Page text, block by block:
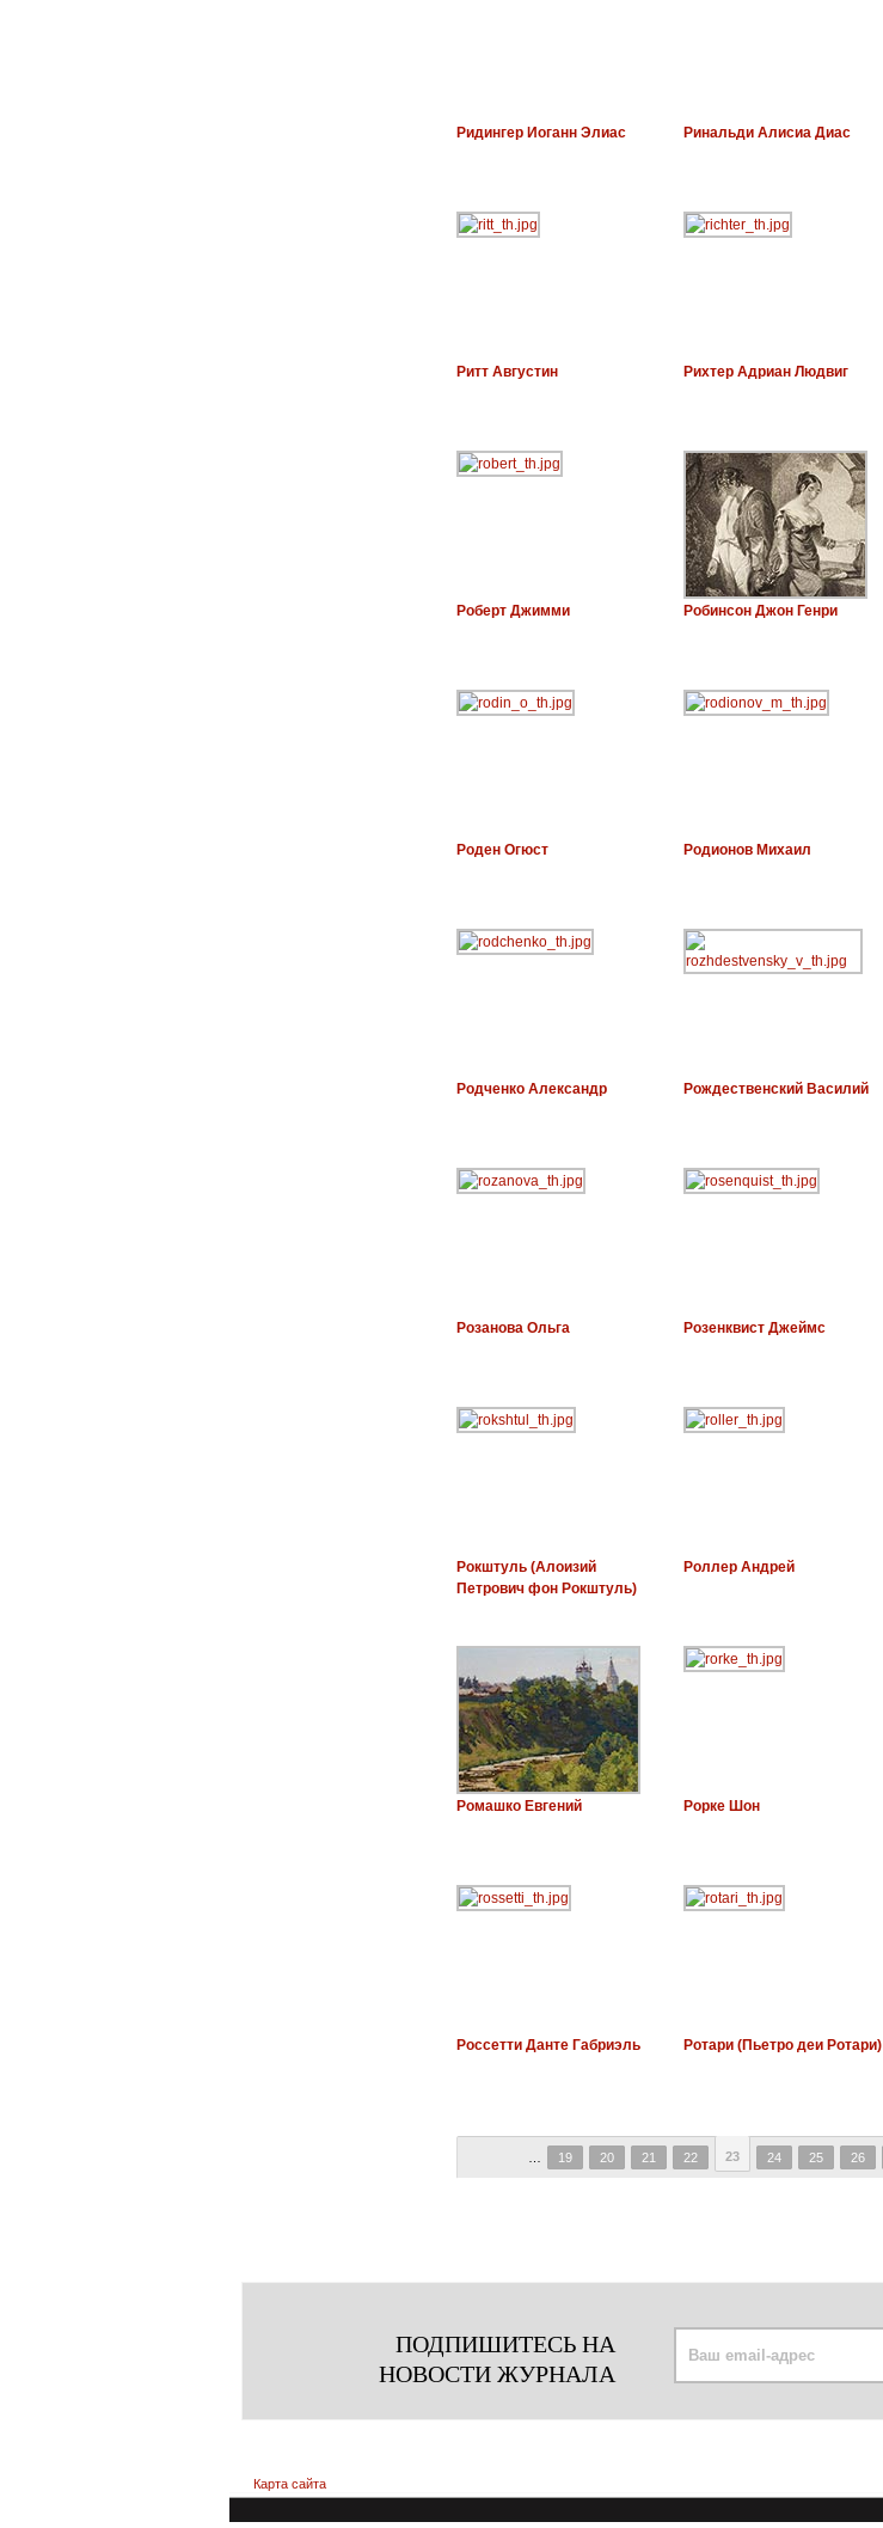
Ридингер Иоганн Элиас Ринальди Алисиа Диас
Ритт Августин Рихтер Адриан Людвиг
Роберт Джимми Робинсон Джон Генри
Роден Огюст Родионов Михаил
Родченко Александр Рождественский Василий
Розанова Ольга Розенквист Джеймс
Рокштуль (Алоизий
Петрович фон Рокштуль)
Роллер Андрей
Ромашко Евгений Рорке Шон
Россетти Данте Габриэль Ротари (Пьетро деи Ротари)
19 20 21 22 23 24 25 26
ПОДПИШИТЕСЬ НА
НОВОСТИ ЖУРНАЛА
Карта сайта